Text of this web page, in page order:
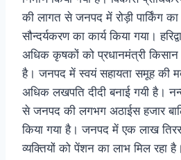
की लागत से जनपद में रोड़ी पार्किंग का
सौन्दर्यकरण का कार्य किया गया।
अधिक कृषकों को प्रधानमंत्री किसान
है। जनपद में स्वयं सहायता समूह की
अधिक लखपति दीदी बनाई गयी है।
से जनपद की लगभग अठाईस हजार
किया गया है। जनपद में एक लाख
व्यक्तियों को पेंशन का लाभ मिल रहा